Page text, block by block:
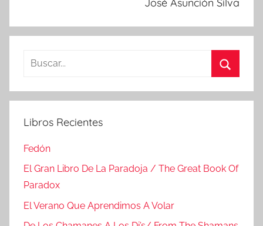
Buscar:
Libros Recientes
Fedón
El Gran Libro De La Paradoja / The Great Book Of
Paradox
El Verano Que Aprendimos A Volar